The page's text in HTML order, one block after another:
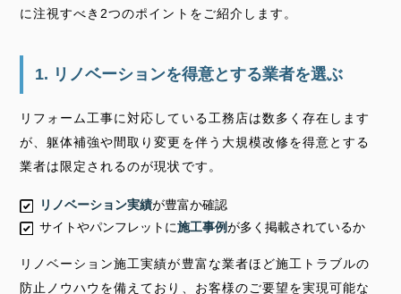
に注視すべき2つのポイントをご紹介します。
1. リノベーションを得意とする業者を選ぶ
リフォーム工事に対応している工務店は数多く存在します
が、躯体補強や間取り変更を伴う大規模改修を得意とする
業者は限定されるのが現状です。
リノベーション実績が豊富か確認
サイトやパンフレットに施工事例が多く掲載されているか
リノベーション施工実績が豊富な業者ほど施工トラブルの
防止ノウハウを備えており、お客様のご要望を実現可能な